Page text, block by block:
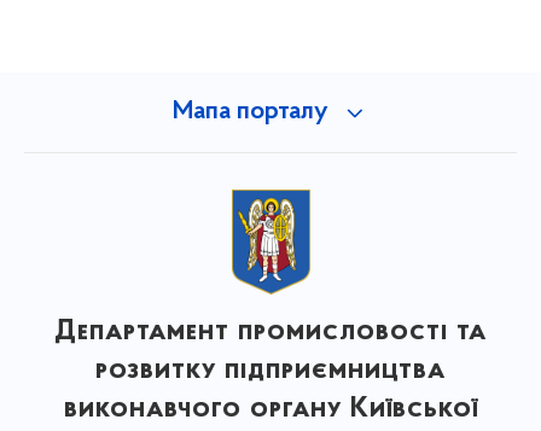
Мапа порталу
Департамент промисловості та
розвитку підприємництва
виконавчого органу Київської